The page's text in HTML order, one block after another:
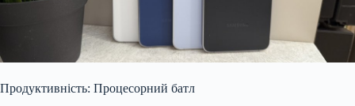
Продуктивність: Процесорний батл